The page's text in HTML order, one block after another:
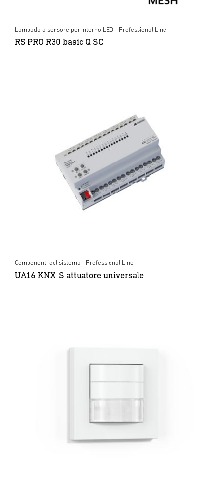
Lampada a sensore per interno LED - Professional Line
RS PRO R30 basic Q SC
Componenti del sistema - Professional Line
UA16 KNX-S attuatore universale